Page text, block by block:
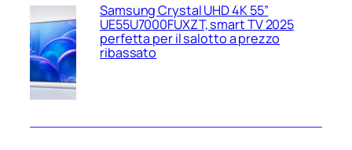
Samsung Crystal UHD 4K 55”
UE55U7000FUXZT, smart TV 2025
perfetta per il salotto a prezzo
ribassato